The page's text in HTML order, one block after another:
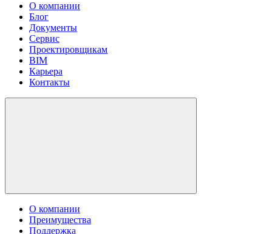
О компании
Блог
Документы
Сервис
Проектировщикам
BIM
Карьера
Контакты
О компании
Преимущества
Поддержка